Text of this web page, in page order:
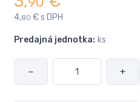
4,80 € s DPH
Predajná jednotka: ks
− +